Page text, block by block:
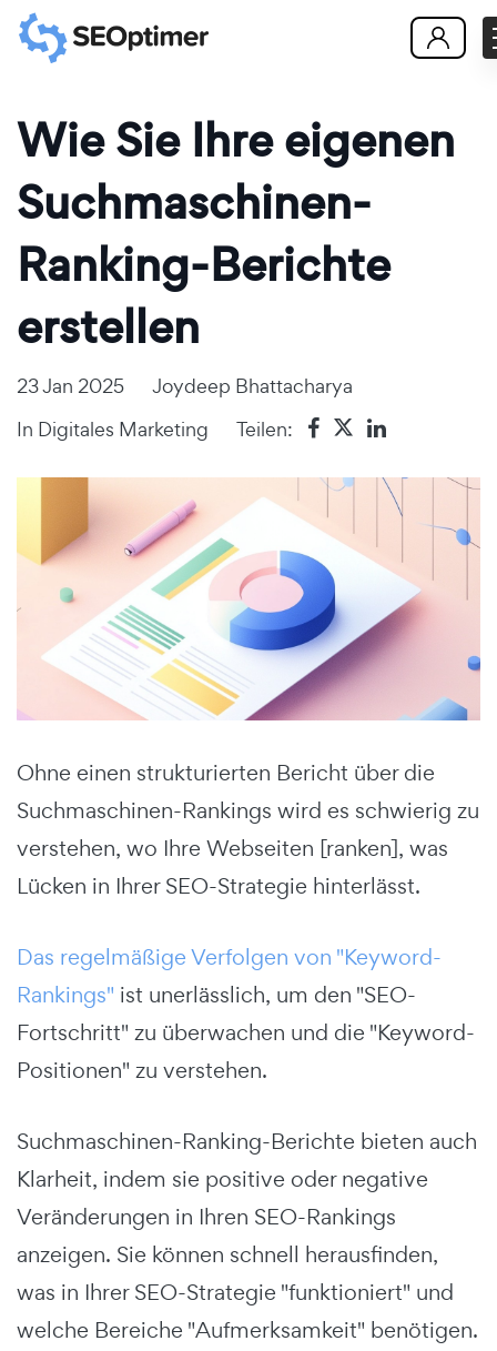
Wie Sie Ihre eigenen
Suchmaschinen-
Ranking-Berichte
erstellen
23 Jan 2025
Joydeep Bhattacharya
In Digitales Marketing Teilen:
Ohne einen strukturierten Bericht über die
Suchmaschinen-Rankings wird es schwierig zu
verstehen, wo Ihre Webseiten [ranken], was
Lücken in Ihrer SEO-Strategie hinterlässt.
Das regelmäßige Verfolgen von "Keyword-
Rankings" ist unerlässlich, um den "SEO-
Fortschritt" zu überwachen und die "Keyword-
Positionen" zu verstehen.
Suchmaschinen-Ranking-Berichte bieten auch
Klarheit, indem sie positive oder negative
Veränderungen in Ihren SEO-Rankings
anzeigen. Sie können schnell herausfinden,
was in Ihrer SEO-Strategie "funktioniert" und
welche Bereiche "Aufmerksamkeit" benötigen.